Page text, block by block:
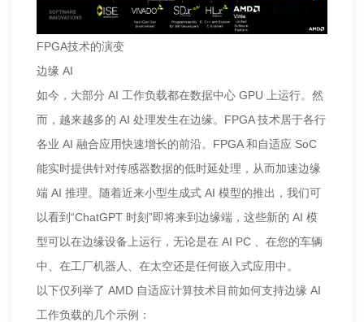
FPGA技术的演变
边缘 AI
如今，大部分 AI 工作负载都在数据中心 GPU 上运行。然
而，越来越多的 AI 处理发生在边缘。FPGA 技术居于各行
各业 AI 融合应用快速增长的前沿。FPGA 和自适应 SoC
能实时提供针对传感器数据的低时延处理，从而加速边缘
端 AI 推理。随着近来小型生成式 AI 模型的推出，我们可
以看到“ChatGPT 时刻”即将来到边缘端，这些新的 AI 模
型可以在边缘设备上运行，无论是在 AI PC 、在您的车辆
中、在工厂机器人、在太空还是任何嵌入式应用中。
以下仅列举了 AMD 自适应计算技术目前如何支持边缘 AI
工作负载的几个示例：